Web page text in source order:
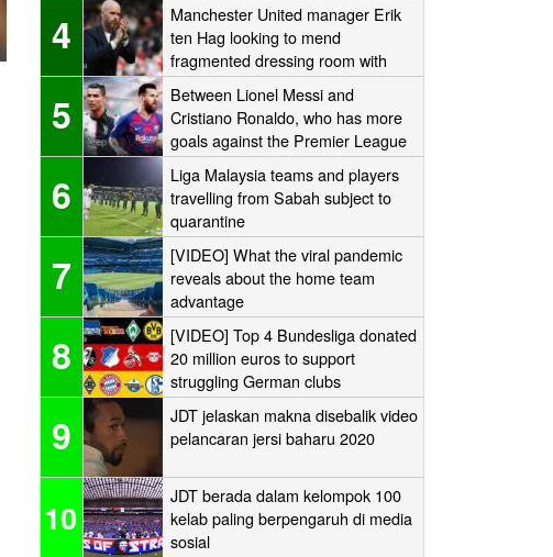
4
Manchester United manager Erik
ten Hag looking to mend
fragmented dressing room with
one-to-one sessions with his
players
5
Between Lionel Messi and
Cristiano Ronaldo, who has more
goals against the Premier League
‘Big Six’?
6
Liga Malaysia teams and players
travelling from Sabah subject to
quarantine
7
[VIDEO] What the viral pandemic
reveals about the home team
advantage
8
[VIDEO] Top 4 Bundesliga donated
20 million euros to support
struggling German clubs
9
JDT jelaskan makna disebalik video
pelancaran jersi baharu 2020
10
JDT berada dalam kelompok 100
kelab paling berpengaruh di media
sosial